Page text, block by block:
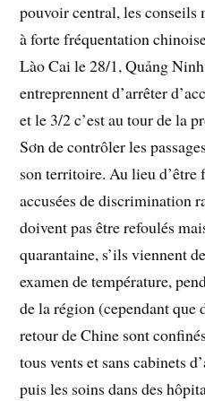
pouvoir central, les
à forte fréquentation
Lào Cai le 28/1, Quảng
entreprennent d’arrêter
et le 3/2 c’est au tour de la
Sơn de contrôler les
son territoire. Au lieu d’être
accusées de discrimination
doivent pas être refoulés
quarantaine, s’ils viennent
examen de température,
de la région (cependant que
retour de Chine sont
tous vents et sans cabinets
puis les soins dans des